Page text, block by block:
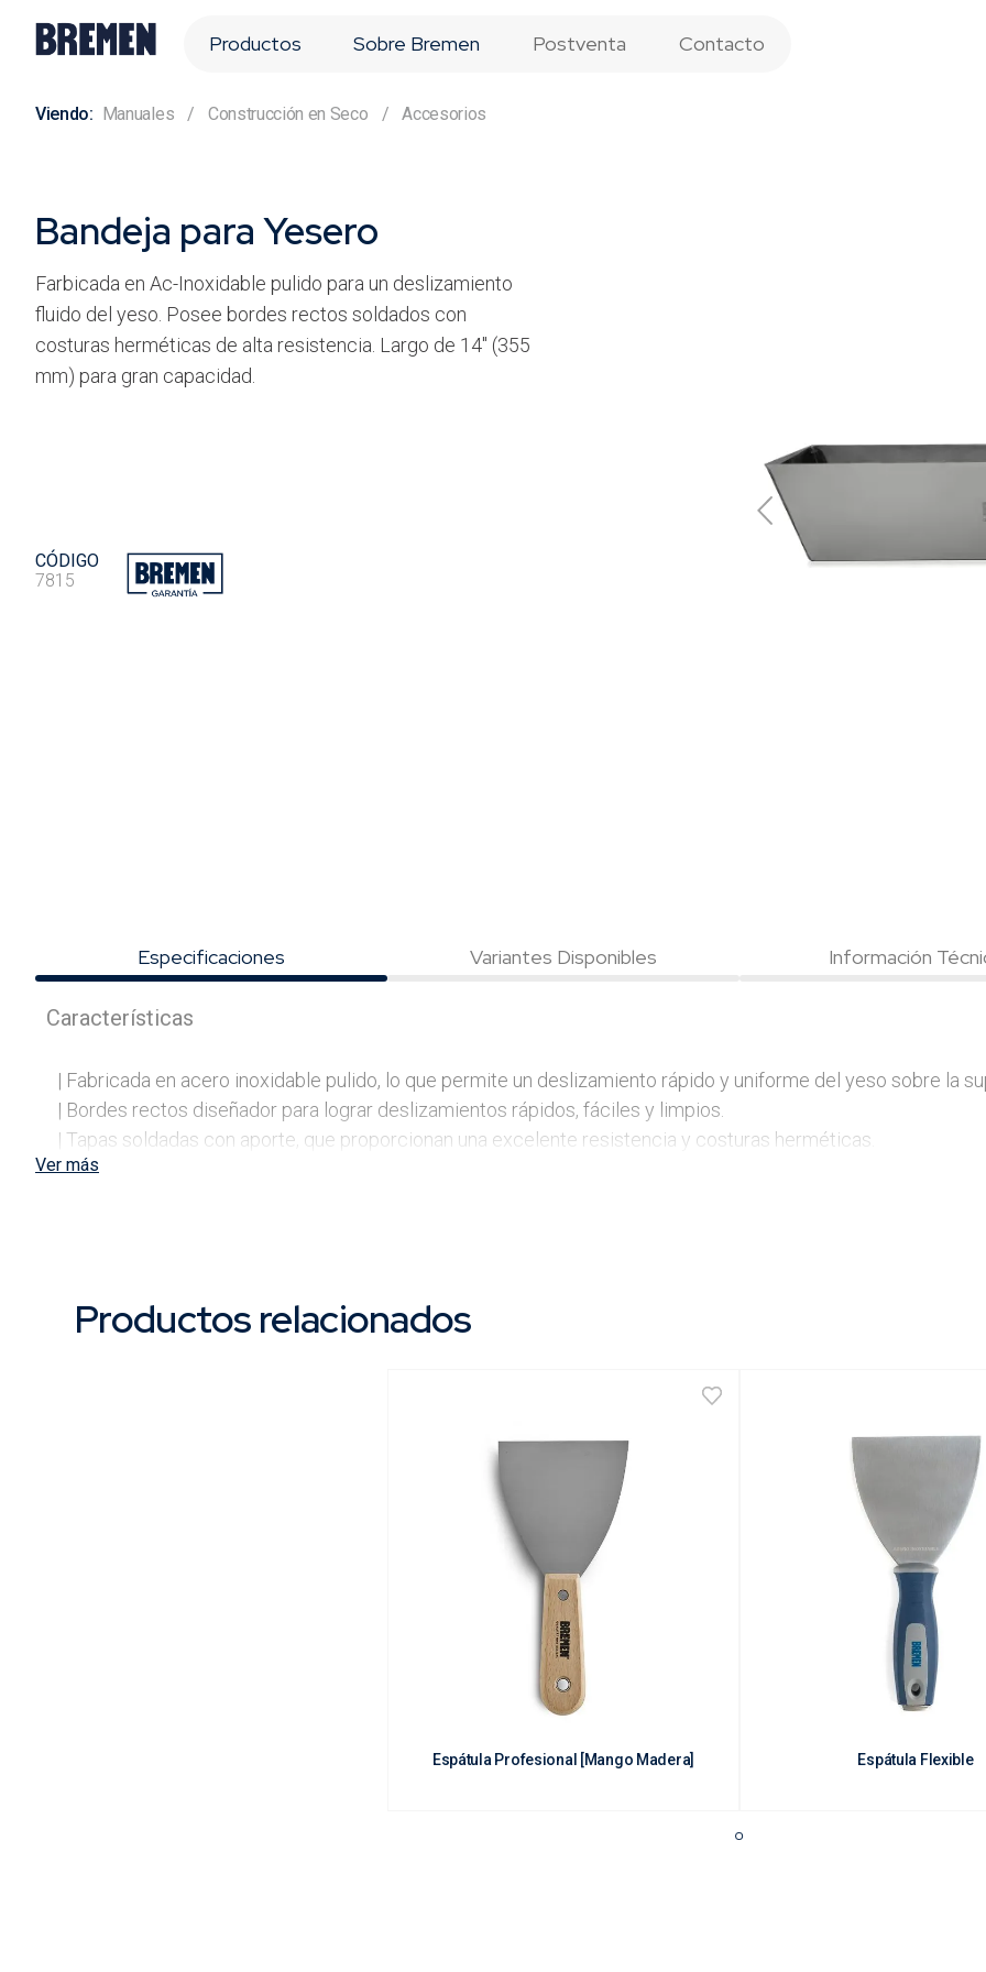
Productos Sobre Bremen Postventa Contacto
Manuales Construcción en Seco Accesorios
Bandeja para Yesero
Farbicada en Ac-Inoxidable pulido para un deslizamiento
fluido del yeso. Posee bordes rectos soldados con
costuras herméticas de alta resistencia. Largo de 14" (355
mm) para gran capacidad.
CÓDIGO
7815
Especificaciones Variantes Disponibles Información
Características
| Fabricada en acero inoxidable pulido, lo que permite un deslizamiento rápido y uniforme del yeso sobre la
| Bordes rectos diseñador para lograr deslizamientos rápidos, fáciles y limpios.
| Tapas soldadas con aporte, que proporcionan una excelente resistencia y costuras herméticas.
| Largo de 14" (355 mm) para mayor capacidad.
Ver más
Productos relacionados
Espátula Profesional [Mango Madera] Espátula Flexible